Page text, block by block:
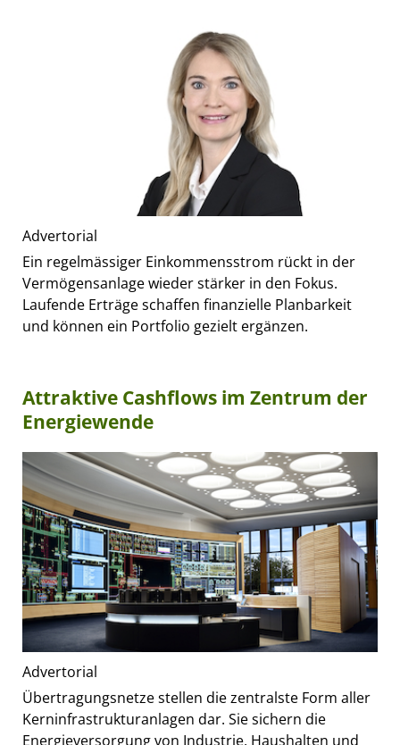
Advertorial
Ein regelmässiger Einkommensstrom rückt in der
Vermögensanlage wieder stärker in den Fokus.
Laufende Erträge schaffen finanzielle Planbarkeit
und können ein Portfolio gezielt ergänzen.
Attraktive Cashflows im Zentrum der
Energiewende
Advertorial
Übertragungsnetze stellen die zentralste Form aller
Kerninfrastrukturanlagen dar. Sie sichern die
Energieversorgung von Industrie, Haushalten und